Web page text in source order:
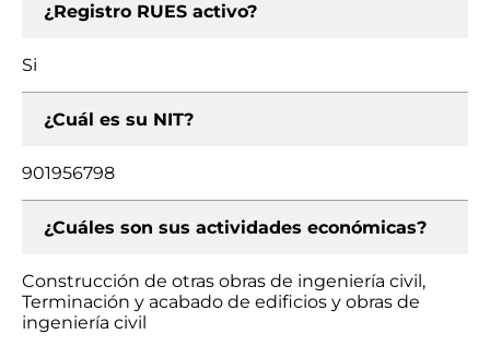
¿Registro RUES activo?
Si
¿Cuál es su NIT?
901956798
¿Cuáles son sus actividades económicas?
Construcción de otras obras de ingeniería civil,
Terminación y acabado de edificios y obras de
ingeniería civil